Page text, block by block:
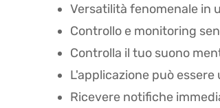
Versatilità fenomenale in
Controllo e monitoring
Controlla il tuo suono
L'applicazione può
Ricevere notifiche